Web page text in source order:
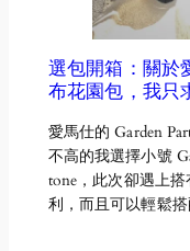
選包開箱：關於
布花園包，我只
愛馬仕的 Garden
不高的我選擇小號
tone，此次卻遇上
利，而且可以輕鬆搭